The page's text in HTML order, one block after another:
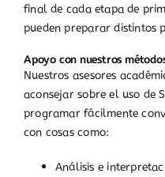
final de cada etapa de
pueden preparar distintos
Apoyo con nuestros
Nuestros asesores
aconsejar sobre el uso de
programar fácilmente
con cosas como:
Análisis e